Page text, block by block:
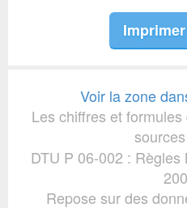
Voir la zone
Les chiffres et
sources
DTU P 06-002 :
Repose sur des